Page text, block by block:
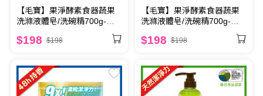
【毛寶】果淨酵素食器蔬果
洗滌液體皂/洗碗精700g-蜜
$198 $198
【毛寶】果淨酵素食器蔬果
洗滌液體皂/洗碗精700g-柚
$198 $198